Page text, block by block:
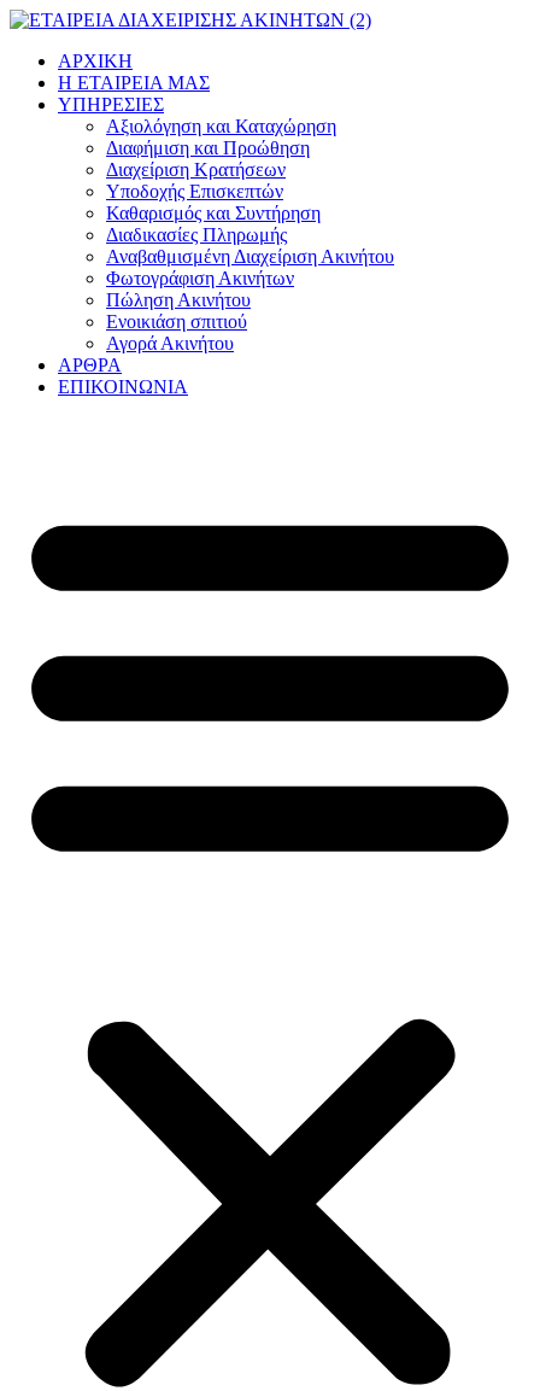
Μετάβαση
περιεχόμενο
ΑΡΧΙΚΗ
Η ΕΤΑΙΡΕΙΑ ΜΑΣ
ΥΠΗΡΕΣΙΕΣ
Αξιολόγηση και Καταχώρηση
Διαφήμιση και Προώθηση
Διαχείριση Κρατήσεων
Υποδοχής Επισκεπτών
Καθαρισμός και Συντήρηση
Διαδικασίες Πληρωμής
Αναβαθμισμένη Διαχείριση Ακινήτου
Φωτογράφιση Ακινήτων
Πώληση Ακινήτου
Ενοικιάση σπιτιού
Αγορά Ακινήτου
ΑΡΘΡΑ
ΕΠΙΚΟΙΝΩΝΙΑ